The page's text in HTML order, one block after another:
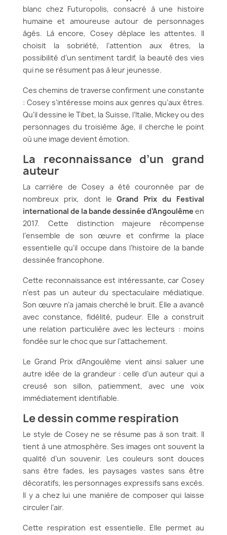
blanc chez Futuropolis, consacré à une histoire
humaine et amoureuse autour de personnages
âgés. Là encore, Cosey déplace les attentes. Il
choisit la sobriété, l’attention aux êtres, la
possibilité d’un sentiment tardif, la beauté des vies
qui ne se résument pas à leur jeunesse.
Ces chemins de traverse confirment une constante
: Cosey s’intéresse moins aux genres qu’aux êtres.
Qu’il dessine le Tibet, la Suisse, l’Italie, Mickey ou des
personnages du troisième âge, il cherche le point
où une image devient émotion.
La reconnaissance d’un grand
auteur
La carrière de Cosey a été couronnée par de
nombreux prix, dont leGrand Prix du Festival
international de la bande dessinée d’Angoulême en
2017. Cette distinction majeure récompense
l’ensemble de son œuvre et confirme la place
essentielle qu’il occupe dans l’histoire de la bande
dessinée francophone.
Cette reconnaissance est intéressante, car Cosey
n’est pas un auteur du spectaculaire médiatique.
Son œuvre n’a jamais cherché le bruit. Elle a avancé
avec constance, fidélité, pudeur. Elle a construit
une relation particulière avec les lecteurs : moins
fondée sur le choc que sur l’attachement.
Le Grand Prix d’Angoulême vient ainsi saluer une
autre idée de la grandeur : celle d’un auteur qui a
creusé son sillon, patiemment, avec une voix
immédiatement identifiable.
Le dessin comme respiration
Le style de Cosey ne se résume pas à son trait. Il
tient à une atmosphère. Ses images ont souvent la
qualité d’un souvenir. Les couleurs sont douces
sans être fades, les paysages vastes sans être
décoratifs, les personnages expressifs sans excès.
Il y a chez lui une manière de composer qui laisse
circuler l’air.
Cette respiration est essentielle. Elle permet au